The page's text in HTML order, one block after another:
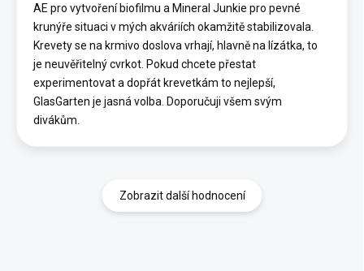
AE pro vytvoření biofilmu a Mineral Junkie pro pevné
krunýře situaci v mých akváriích okamžitě stabilizovala.
Krevety se na krmivo doslova vrhají, hlavně na lízátka, to
je neuvěřitelný cvrkot. Pokud chcete přestat
experimentovat a dopřát krevetkám to nejlepší,
GlasGarten je jasná volba. Doporučuji všem svým
divákům.
Zobrazit další hodnocení